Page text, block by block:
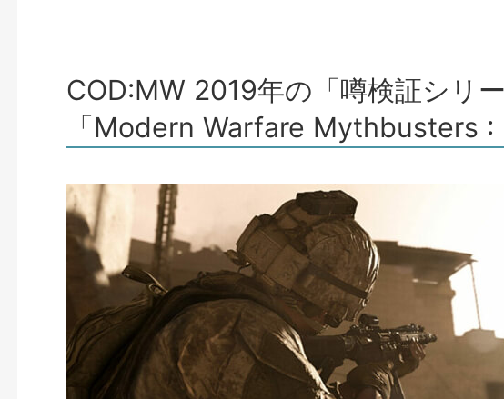
COD:MW 2019年の「噂検証シリ
「Modern Warfare Mythbusters :